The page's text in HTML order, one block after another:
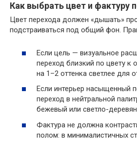
Как выбрать цвет и фактуру
Цвет перехода должен «дышать»
подстраиваться под общий фон.
Если цель — визуальное
переход близкий по цвету к
на 1–2 оттенка светлее для
Если интерьер насыщенный
переход в нейтральной
бежевый или светло-
Фактура не должна
полом: в минималистичных